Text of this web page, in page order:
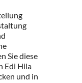
Sie diese
Edi Hila
und in